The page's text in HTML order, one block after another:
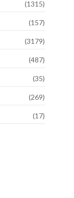
(1315)
(157)
(3179)
(487)
(35)
(269)
(17)